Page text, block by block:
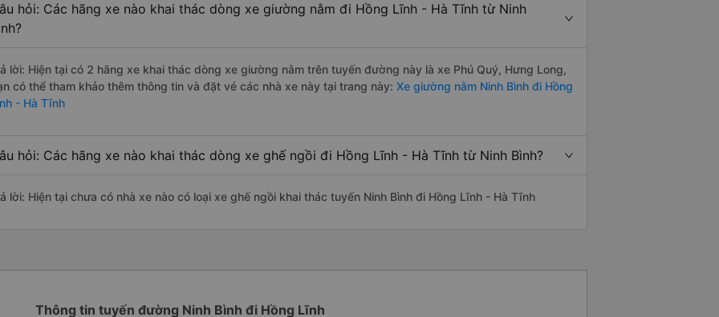
hỏi: Các hãng xe nào khai thác dòng xe giường nằm đi Hồng Lĩnh - Hà Tĩnh từ Ninh
lời: Hiện tại có 2 hãng xe khai thác dòng xe giường nằm trên tuyến đường này là xe Phú Quý, Hưng Long,
có thể tham khảo thêm thông tin và đặt vé các nhà xe này tại trang này: Xe giường nằm Ninh Bình đi Hồng
- Hà Tĩnh
hỏi: Các hãng xe nào khai thác dòng xe ghế ngồi đi Hồng Lĩnh - Hà Tĩnh từ Ninh Bình?
lời: Hiện tại chưa có nhà xe nào có loại xe ghế ngồi khai thác tuyến Ninh Bình đi Hồng Lĩnh - Hà Tĩnh
Thông tin tuyến đường Ninh Bình đi Hồng Lĩnh